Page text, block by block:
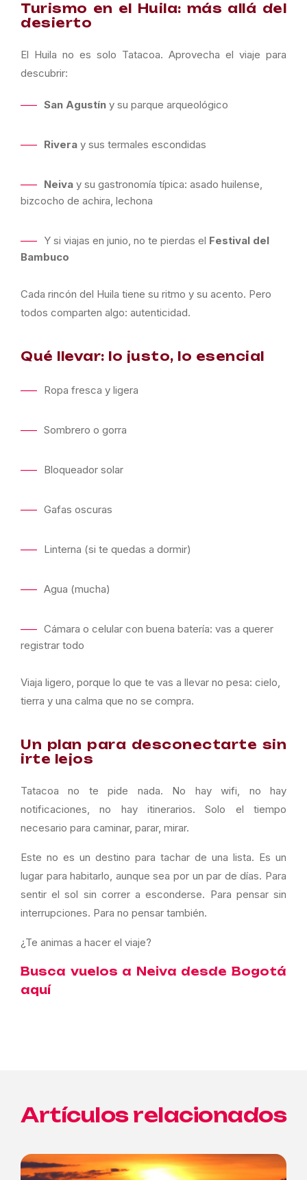
Turismo en el Huila: más allá del
desierto
El Huila no es solo Tatacoa. Aprovecha el viaje para
descubrir:
San Agustín y su parque arqueológico
Rivera y sus termales escondidas
Neiva y su gastronomía típica: asado huilense,
bizcocho de achira, lechona
Y si viajas en junio, no te pierdas el Festival del
Bambuco
Cada rincón del Huila tiene su ritmo y su acento. Pero
todos comparten algo: autenticidad.
Qué llevar: lo justo, lo esencial
Ropa fresca y ligera
Sombrero o gorra
Bloqueador solar
Gafas oscuras
Linterna (si te quedas a dormir)
Agua (mucha)
Cámara o celular con buena batería: vas a querer
registrar todo
Viaja ligero, porque lo que te vas a llevar no pesa: cielo,
tierra y una calma que no se compra.
Un plan para desconectarte sin
irte lejos
Tatacoa no te pide nada. No hay wifi, no hay
notificaciones, no hay itinerarios. Solo el tiempo
necesario para caminar, parar, mirar.
Este no es un destino para tachar de una lista. Es un
lugar para habitarlo, aunque sea por un par de días. Para
sentir el sol sin correr a esconderse. Para pensar sin
interrupciones. Para no pensar también.
¿Te animas a hacer el viaje?
Busca vuelos a Neiva desde Bogotá
aquí
Artículos relacionados